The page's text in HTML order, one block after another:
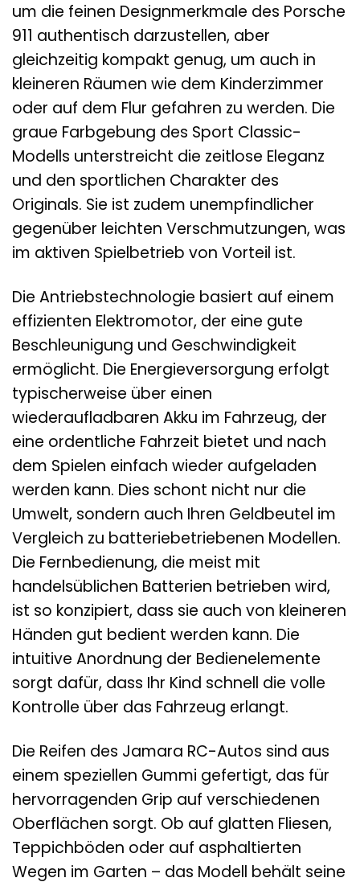
um die feinen Designmerkmale des Porsche
911 authentisch darzustellen, aber
gleichzeitig kompakt genug, um auch in
kleineren Räumen wie dem Kinderzimmer
oder auf dem Flur gefahren zu werden. Die
graue Farbgebung des Sport Classic-
Modells unterstreicht die zeitlose Eleganz
und den sportlichen Charakter des
Originals. Sie ist zudem unempfindlicher
gegenüber leichten Verschmutzungen, was
im aktiven Spielbetrieb von Vorteil ist.
Die Antriebstechnologie basiert auf einem
effizienten Elektromotor, der eine gute
Beschleunigung und Geschwindigkeit
ermöglicht. Die Energieversorgung erfolgt
typischerweise über einen
wiederaufladbaren Akku im Fahrzeug, der
eine ordentliche Fahrzeit bietet und nach
dem Spielen einfach wieder aufgeladen
werden kann. Dies schont nicht nur die
Umwelt, sondern auch Ihren Geldbeutel im
Vergleich zu batteriebetriebenen Modellen.
Die Fernbedienung, die meist mit
handelsüblichen Batterien betrieben wird,
ist so konzipiert, dass sie auch von kleineren
Händen gut bedient werden kann. Die
intuitive Anordnung der Bedienelemente
sorgt dafür, dass Ihr Kind schnell die volle
Kontrolle über das Fahrzeug erlangt.
Die Reifen des Jamara RC-Autos sind aus
einem speziellen Gummi gefertigt, das für
hervorragenden Grip auf verschiedenen
Oberflächen sorgt. Ob auf glatten Fliesen,
Teppichböden oder auf asphaltierten
Wegen im Garten – das Modell behält seine